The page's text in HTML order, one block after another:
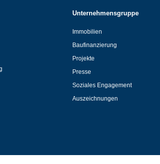
Unternehmensgruppe
Immobilien
Baufinanzierung
Projekte
Presse
Soziales Engagement
Auszeichnungen